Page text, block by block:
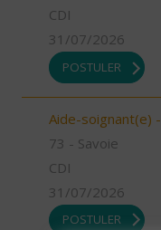
CDI
31/07/2026
POSTULER
Aide-soignant(e)
73 - Savoie
CDI
31/07/2026
POSTULER